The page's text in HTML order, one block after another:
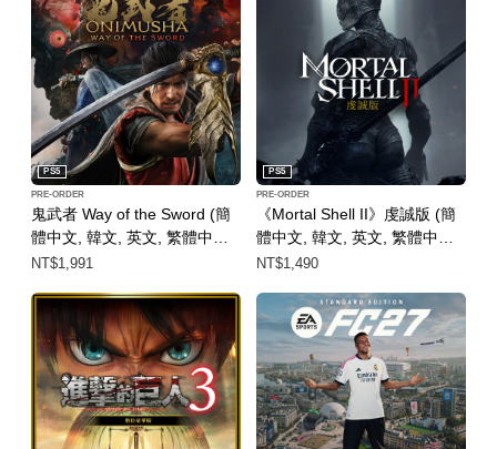
鬼武者 Way of the Sword (簡
體中文, 韓文, 英文, 繁體中文,
日文)
PS5
PRE-ORDER
NT$1,991
《Mortal Shell II》虔誠版 (簡
體中文, 韓文, 英文, 繁體中文,
日文)
PS5
PRE-ORDER
NT$1,490